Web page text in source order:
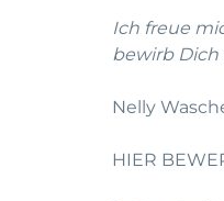
Ich freue
bewirb Dich
Nelly
HIER